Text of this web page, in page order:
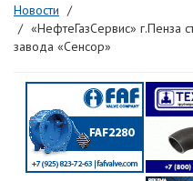
Новости
«НефтеГазСервис» г.Пенза
завода «Сенсор»